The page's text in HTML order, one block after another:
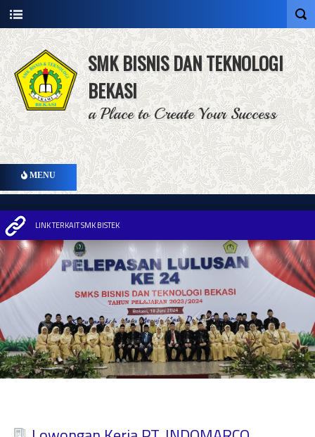
SMK BISNIS DAN TEKNOLOGI
BEKASI
a Place to Create Your Success
MENU
LINK TERKAIT SMK BISTEK